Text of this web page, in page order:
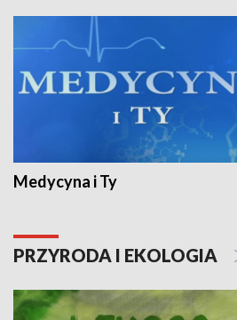
Medycyna i Ty
PRZYRODA I EKOLOGIA